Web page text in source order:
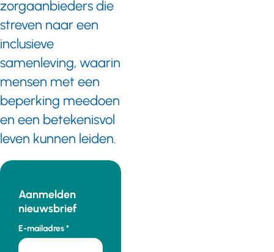
zorgaanbieders die
streven naar een
inclusieve
samenleving, waarin
mensen met een
beperking meedoen
en een betekenisvol
leven kunnen leiden.
Aanmelden
nieuwsbrief
E-mailadres